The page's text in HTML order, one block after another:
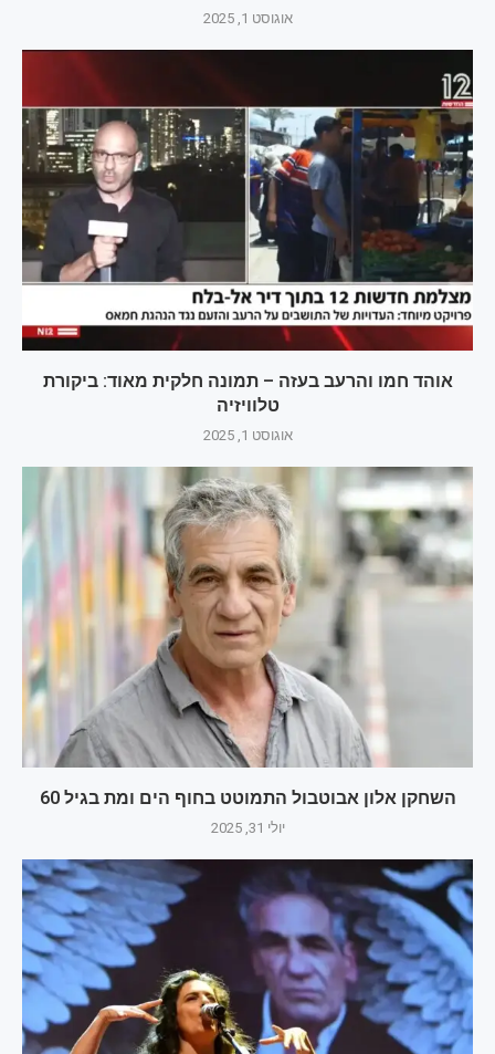
אוגוסט 1, 2025
אוהד חמו והרעב בעזה – תמונה חלקית מאוד: ביקורת
טלוויזיה
אוגוסט 1, 2025
השחקן אלון אבוטבול התמוטט בחוף הים ומת בגיל 60
יולי 31, 2025